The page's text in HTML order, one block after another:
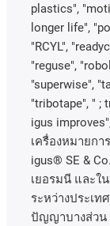
plastics",
longer life",
"RCYL",
"reguse",
"superwise",
"tribotape", " ;
igus
เครื่องหมายก
igus® SE &
เยอรมนี และใ
ระหว่างประเท
ปัญญาบางส่วน